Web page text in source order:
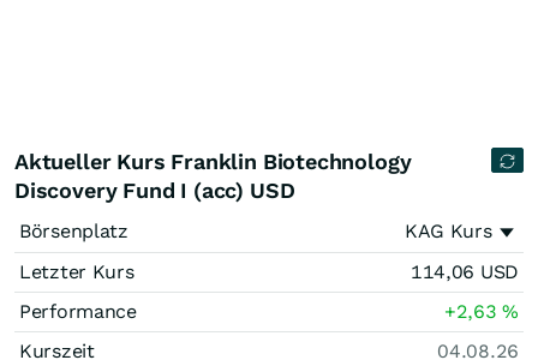
Aktueller Kurs Franklin Biotechnology
Discovery Fund I (acc) USD
Börsenplatz
KAG Kurs
Letzter Kurs
114,06 USD
Performance
+2,63%
Kurszeit
04.08.26